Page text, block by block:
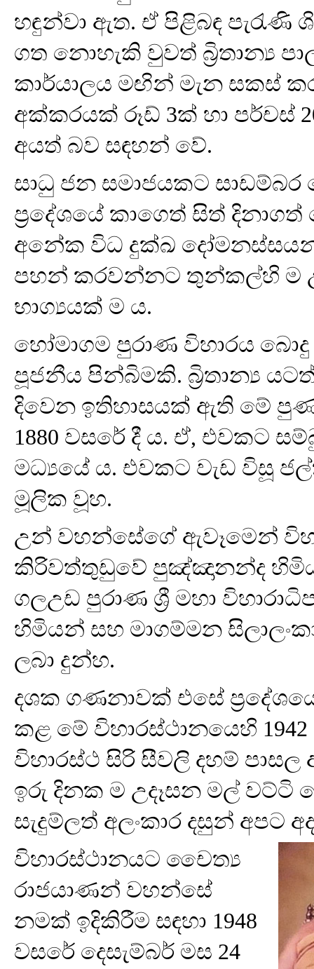
හඳුන්වා ඇත. ඒ පිළිබඳ
ගත නොහැකි වුවත් බ්‍රිතාන්‍ය
කාර්යාලය මඟින් මැන සකස්
අක්කරයක් රූඩ් 3ක් හා පර්චස්
අයත් බව සඳහන් වේ.
සාධු ජන සමාජයකට
ප්‍රදේශයේ කාගෙත් සිත්
අනේක විධ දුක්ඛ
පහන් කරවන්නට තුන්කල්හි ම
භාග්‍යයක් ම ය.
හෝමාගම පුරාණ විහාරය
පූජනීය පින්බිමකි. බ්‍රිතාන්‍ය
දිවෙන ඉතිහාසයක් ඇති මේ
1880 වසරේ දී ය. ඒ, එවකට
මධ්‍යයේ ය. එවකට වැඩ විසූ
මූලික වූහ.
උන් වහන්සේගේ ඇවෑමෙන්
කිරිවත්තුඩුවේ පුඤ්ඤානන්ද
ගලඋඩ පුරාණ ශ්‍රී මහා
හිමියන් සහ මාගම්මන
ලබා දුන්හ.
දශක ගණනාවක් එසේ
කළ මේ විහාරස්ථානයෙහි 1942
විහාරස්ථ සිරි සීවලි දහම් පාසල
ඉරු දිනක ම උදෑසන මල් වට්ටි
සැදුම්ලත් අලංකාර දසුන් අපට
විහාරස්ථානයට චෛත්‍ය
රාජයාණන් වහන්සේ
නමක් ඉදිකිරීම සඳහා 1948
වසරේ දෙසැම්බර් මස 24